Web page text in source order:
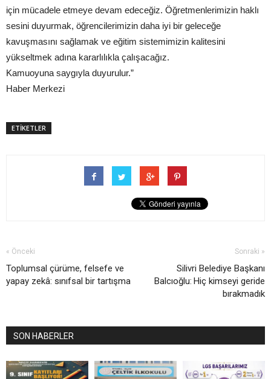
için mücadele etmeye devam edeceğiz. Öğretmenlerimizin haklı
sesini duyurmak, öğrencilerimizin daha iyi bir geleceğe
kavuşmasını sağlamak ve eğitim sistemimizin kalitesini
yükseltmek adına kararlılıkla çalışacağız.
Kamuoyuna saygıyla duyurulur.”
Haber Merkezi
ETİKETLER
« Önceki
Toplumsal çürüme, felsefe ve
yapay zekâ: sınıfsal bir tartışma
Sonraki »
Silivri Belediye Başkanı
Balcıoğlu: Hiç kimseyi geride
bırakmadık
SON HABERLER